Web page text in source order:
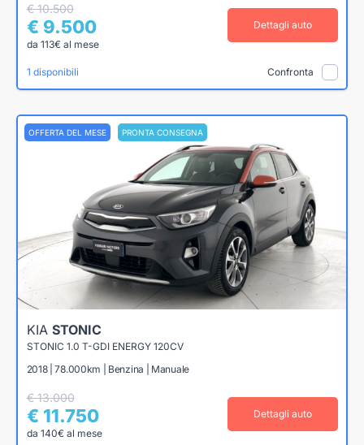
€ 10.500
€ 9.500
da 113€ al mese
Dettagli auto
1 disponibili Confronta
OFFERTA DEL MESE PRONTA CONSEGNA
KIA STONIC
STONIC 1.0 T-GDI ENERGY 120CV
2018 | 78.000km | Benzina | Manuale
€ 13.000
€ 11.750
da 140€ al mese
Dettagli auto